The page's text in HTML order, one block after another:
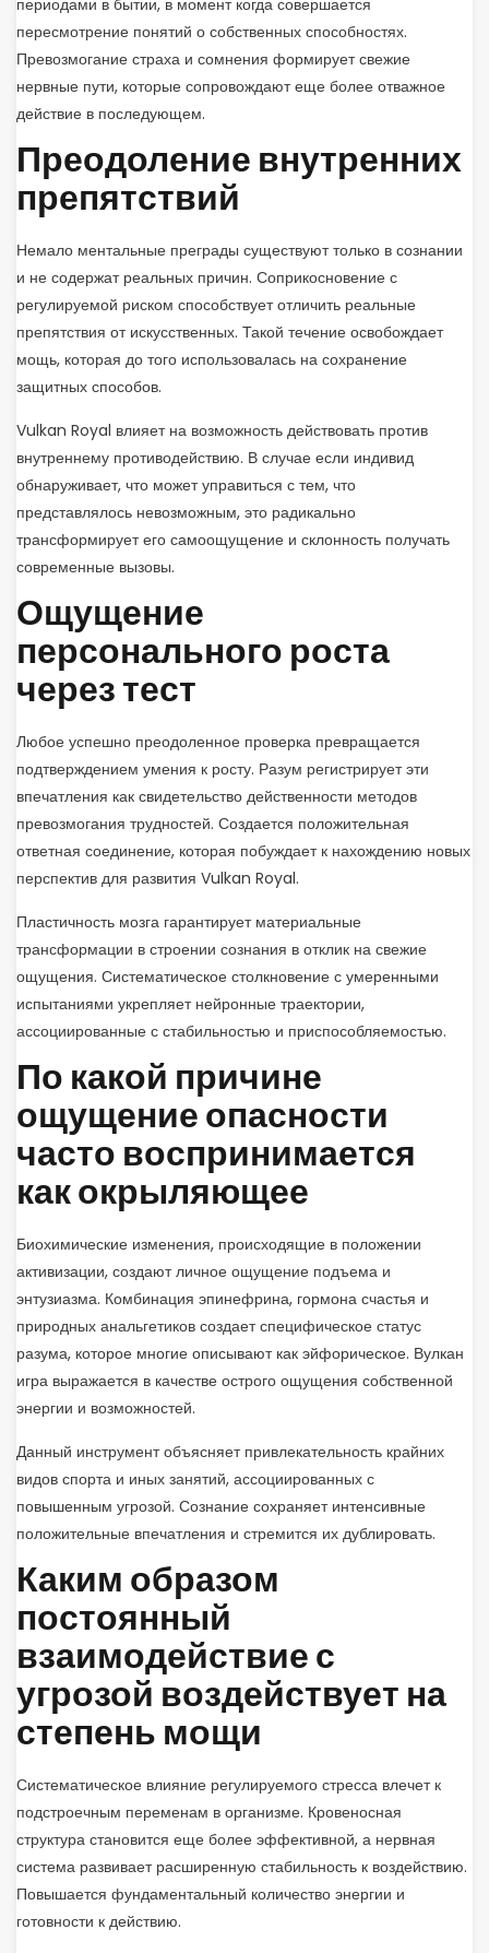
периодами в бытии, в момент когда совершается
пересмотрение понятий о собственных способностях.
Превозмогание страха и сомнения формирует свежие
нервные пути, которые сопровождают еще более отважное
действие в последующем.
Преодоление внутренних
препятствий
Немало ментальные преграды существуют только в сознании
и не содержат реальных причин. Соприкосновение с
регулируемой риском способствует отличить реальные
препятствия от искусственных. Такой течение освобождает
мощь, которая до того использовалась на сохранение
защитных способов.
Vulkan Royal влияет на возможность действовать против
внутреннему противодействию. В случае если индивид
обнаруживает, что может управиться с тем, что
представлялось невозможным, это радикально
трансформирует его самоощущение и склонность получать
современные вызовы.
Ощущение
персонального роста
через тест
Любое успешно преодоленное проверка превращается
подтверждением умения к росту. Разум регистрирует эти
впечатления как свидетельство действенности методов
превозмогания трудностей. Создается положительная
ответная соединение, которая побуждает к нахождению новых
перспектив для развития Vulkan Royal.
Пластичность мозга гарантирует материальные
трансформации в строении сознания в отклик на свежие
ощущения. Систематическое столкновение с умеренными
испытаниями укрепляет нейронные траектории,
ассоциированные с стабильностью и приспособляемостью.
По какой причине
ощущение опасности
часто воспринимается
как окрыляющее
Биохимические изменения, происходящие в положении
активизации, создают личное ощущение подъема и
энтузиазма. Комбинация эпинефрина, гормона счастья и
природных анальгетиков создает специфическое статус
разума, которое многие описывают как эйфорическое. Вулкан
игра выражается в качестве острого ощущения собственной
энергии и возможностей.
Данный инструмент объясняет привлекательность крайних
видов спорта и иных занятий, ассоциированных с
повышенным угрозой. Сознание сохраняет интенсивные
положительные впечатления и стремится их дублировать.
Каким образом
постоянный
взаимодействие с
угрозой воздействует на
степень мощи
Систематическое влияние регулируемого стресса влечет к
подстроечным переменам в организме. Кровеносная
структура становится еще более эффективной, а нервная
система развивает расширенную стабильность к воздействию.
Повышается фундаментальный количество энергии и
готовности к действию.